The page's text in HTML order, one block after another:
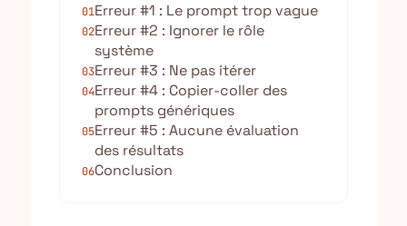
01Erreur #1 : Le prompt trop vague
02Erreur #2 : Ignorer le rôle
système
03Erreur #3 : Ne pas itérer
04Erreur #4 : Copier-coller des
prompts génériques
05Erreur #5 : Aucune évaluation
des résultats
06Conclusion